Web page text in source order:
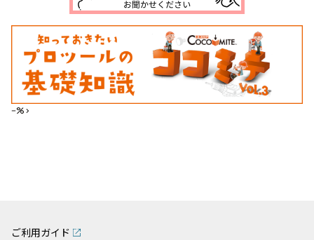
--%>
ご利用ガイド